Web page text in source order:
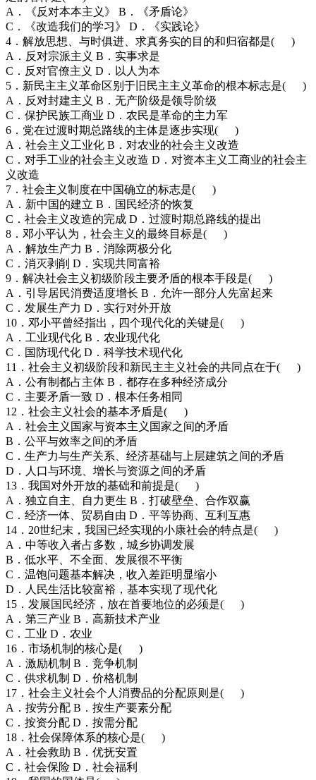
A．《反对本本主义》 B．《矛盾论》
C．《改造我们的学习》 D．《实践论》
4．解放思想、与时俱进、求真务实的目的和归宿都是( )
A．反对宗派主义 B．实事求是
C．反对官僚主义 D．以人为本
5．新民主主义革命区别于旧民主主义革命的根本标志是( )
A．反对封建主义 B．无产阶级是领导阶级
C．保护民族工商业 D．农民是革命的主力军
6．党在过渡时期总路线的主体是逐步实现( )
A．社会主义工业化 B．对农业的社会主义改造
C．对手工业的社会主义改造 D．对资本主义工商业的社会主
义改造
7．社会主义制度在中国确立的标志是( )
A．新中国的建立 B．国民经济的恢复
C．社会主义改造的完成 D．过渡时期总路线的提出
8．邓小平认为，社会主义的最终目标是( )
A．解放生产力 B．消除两极分化
C．消灭剥削 D．实现共同富裕
9．解决社会主义初级阶段主要矛盾的根本手段是( )
A．引导居民消费适度增长 B．允许一部分人先富起来
C．发展生产力 D．实行对外开放
10．邓小平曾经指出，四个现代化的关键是( )
A．工业现代化 B．农业现代化
C．国防现代化 D．科学技术现代化
11．社会主义初级阶段和新民主主义社会的共同点在于( )
A．公有制都占主体 B．都存在多种经济成分
C．主要矛盾一致 D．根本任务相同
12．社会主义社会的基本矛盾是( )
A．社会主义国家与资本主义国家之间的矛盾
B．公平与效率之间的矛盾
C．生产力与生产关系、经济基础与上层建筑之间的矛盾
D．人口与环境、增长与资源之间的矛盾
13．我国对外开放的基础和前提是( )
A．独立自主、自力更生 B．打破壁垒、合作双赢
C．经济一体、贸易自由 D．平等协商、互利互惠
14．20世纪末，我国已经实现的小康社会的特点是( )
A．中等收入者占多数，城乡协调发展
B．低水平、不全面、发展很不平衡
C．温饱问题基本解决，收入差距明显缩小
D．人民生活比较富裕，基本实现了现代化
15．发展国民经济，放在首要地位的必须是( )
A．第三产业 B．高新技术产业
C．工业 D．农业
16．市场机制的核心是( )
A．激励机制 B．竞争机制
C．供求机制 D．价格机制
17．社会主义社会个人消费品的分配原则是( )
A．按劳分配 B．按生产要素分配
C．按资分配 D．按需分配
18．社会保障体系的核心是( )
A．社会救助 B．优抚安置
C．社会保险 D．社会福利